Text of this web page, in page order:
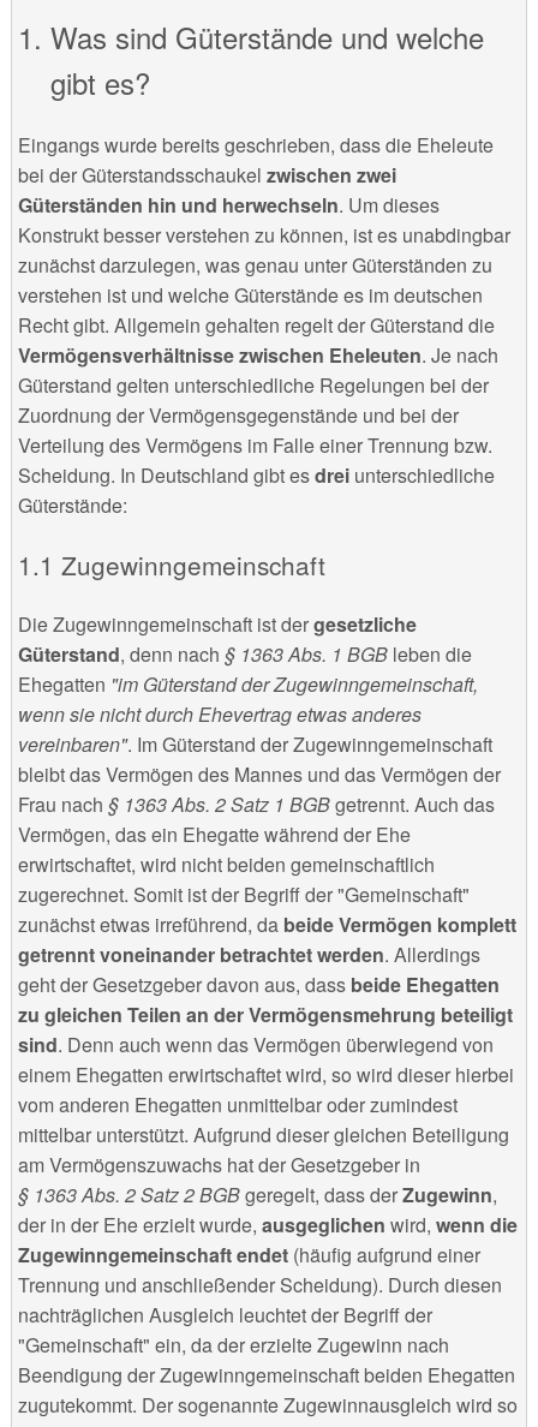
Was sind Güterstände und welche
gibt es?
Eingangs wurde bereits geschrieben, dass die Eheleute
bei der Güterstandsschaukel zwischen zwei
Güterständen hin und herwechseln. Um dieses
Konstrukt besser verstehen zu können, ist es unabdingbar
zunächst darzulegen, was genau unter Güterständen zu
verstehen ist und welche Güterstände es im deutschen
Recht gibt. Allgemein gehalten regelt der Güterstand die
Vermögensverhältnisse zwischen Eheleuten. Je nach
Güterstand gelten unterschiedliche Regelungen bei der
Zuordnung der Vermögensgegenstände und bei der
Verteilung des Vermögens im Falle einer Trennung bzw.
Scheidung. In Deutschland gibt esdrei unterschiedliche
Güterstände:
Zugewinngemeinschaft
Die Zugewinngemeinschaft ist dergesetzliche
Güterstand, denn nach § 1363 Abs. 1 BGBleben die
Ehegatten "im Güterstand der Zugewinngemeinschaft,
wenn sie nicht durch Ehevertrag etwas anderes
vereinbaren". Im Güterstand der Zugewinngemeinschaft
bleibt das Vermögen des Mannes und das Vermögen der
Frau nach § 1363 Abs. 2 Satz 1 BGBgetrennt. Auch das
Vermögen, das ein Ehegatte während der Ehe
erwirtschaftet, wird nicht beiden gemeinschaftlich
zugerechnet. Somit ist der Begriff der "Gemeinschaft"
zunächst etwas irreführend, da beide Vermögen komplett
getrennt voneinander betrachtet werden. Allerdings
geht der Gesetzgeber davon aus, dass beide Ehegatten
zu gleichen Teilen an der Vermögensmehrung beteiligt
sind. Denn auch wenn das Vermögen überwiegend von
einem Ehegatten erwirtschaftet wird, so wird dieser hierbei
vom anderen Ehegatten unmittelbar oder zumindest
mittelbar unterstützt. Aufgrund dieser gleichen Beteiligung
am Vermögenszuwachs hat der Gesetzgeber in
§ 1363 Abs. 2 Satz 2 BGBgeregelt, dass derZugewinn,
der in der Ehe erzielt wurde, ausgeglichen wird, wenn die
Zugewinngemeinschaft endet(häufig aufgrund einer
Trennung und anschließender Scheidung). Durch diesen
nachträglichen Ausgleich leuchtet der Begriff der
"Gemeinschaft" ein, da der erzielte Zugewinn nach
Beendigung der Zugewinngemeinschaft beiden Ehegatten
zugutekommt. Der sogenannte Zugewinnausgleich wird so